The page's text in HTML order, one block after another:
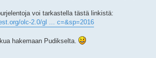
voi tarkastella tästä linkistä:
olc-2.0/gl ... c=&sp=2016
hakemaan Pudikselta.